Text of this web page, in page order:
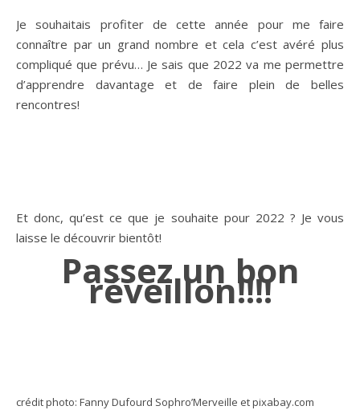
Je souhaitais profiter de cette année pour me faire
connaître par un grand nombre et cela c’est avéré plus
compliqué que prévu… Je sais que 2022 va me permettre
d’apprendre davantage et de faire plein de belles
rencontres!
Et donc, qu’est ce que je souhaite pour 2022 ? Je vous
laisse le découvrir bientôt!
Passez un bon
réveillon!!!!
crédit photo: Fanny Dufourd Sophro’Merveille et pixabay.com